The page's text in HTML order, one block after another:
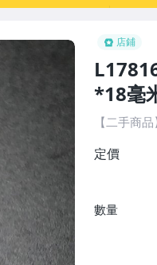
店鋪
*18毫
【二手商
定價
數量